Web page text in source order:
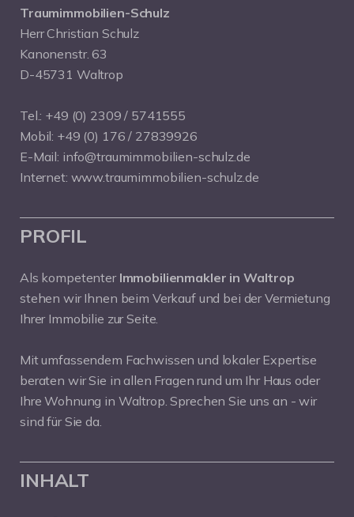
Traumimmobilien-Schulz
Herr Christian Schulz
Kanonenstr. 63
D-45731 Waltrop
Tel.: +49 (0) 2309 / 5741555
Mobil: +49 (0) 176 / 27839926
E-Mail: info@traumimmobilien-schulz.de
Internet: www.traumimmobilien-schulz.de
PROFIL
Als kompetenter Immobilienmakler in Waltrop
stehen wir Ihnen beim Verkauf und bei der Vermietung
Ihrer Immobilie zur Seite.
Mit umfassendem Fachwissen und lokaler Expertise
beraten wir Sie in allen Fragen rund um Ihr Haus oder
Ihre Wohnung in Waltrop. Sprechen Sie uns an - wir
sind für Sie da.
INHALT